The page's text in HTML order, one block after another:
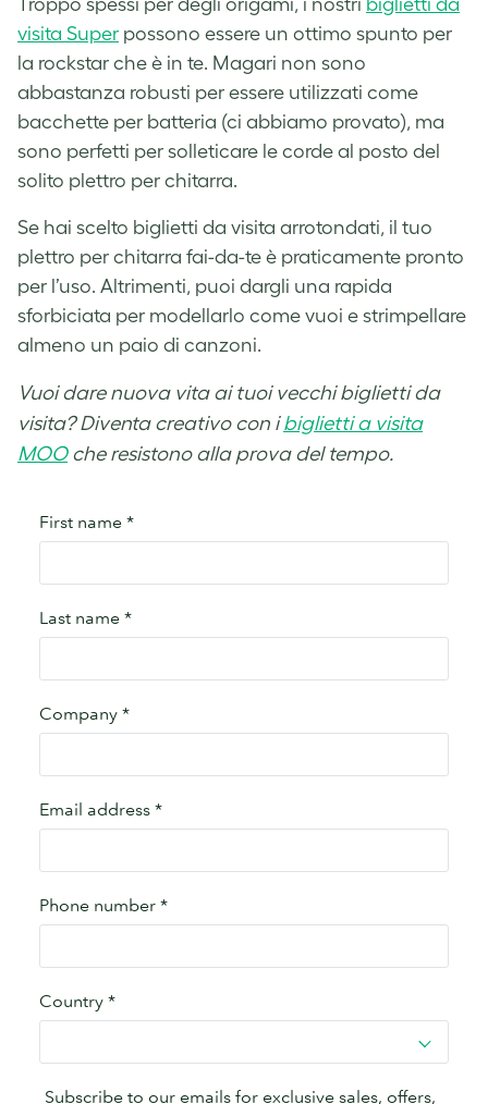
Troppo spessi per degli origami, i nostri biglietti da
visita Super possono essere un ottimo spunto per
la rockstar che è in te. Magari non sono
abbastanza robusti per essere utilizzati come
bacchette per batteria (ci abbiamo provato), ma
sono perfetti per solleticare le corde al posto del
solito plettro per chitarra.
Se hai scelto biglietti da visita arrotondati, il tuo
plettro per chitarra fai-da-te è praticamente pronto
per l’uso. Altrimenti, puoi dargli una rapida
sforbiciata per modellarlo come vuoi e strimpellare
almeno un paio di canzoni.
Vuoi dare nuova vita ai tuoi vecchi biglietti da
visita? Diventa creativo con ibiglietti a visita
MOOche resistono alla prova del tempo.